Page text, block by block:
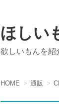
ほしい
欲しいもんを紹
HOME 通販